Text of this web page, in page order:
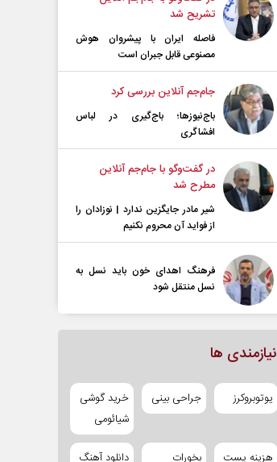
تشریح شد
فاصله ایران با پیشرو‌ان هوش
مصنوعی قابل جبران است
جام‌جم آنلاین بررسی کرد
باج‌نیوزها؛ باج‌گیری در لباس
افشاگری
در گفت‌و‌گو با جام‌جم آنلاین
مطرح شد
شیر مادر جایگزین ندارد | نوزادان را
از فواید آن محروم نکنیم
فرهنگ اهدای خون باید نسل به
نسل منتقل شود
نیازمندی ها
یوتوبروکرز جراحی بینی
خرید گوشی
شیائومی
هزینه پست بخورات
دانلود آهنگ